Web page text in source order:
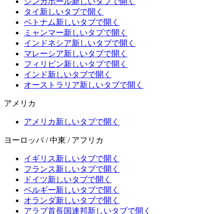
タイ 新しいタブで開く
ベトナム新しいタブで開く
ミャンマー新しいタブで開く
インドネシア新しいタブで開く
マレーシア新しいタブで開く
フィリピン新しいタブで開く
インド新しいタブで開く
オーストラリア新しいタブで開く
アメリカ
アメリカ新しいタブで開く
ヨーロッパ / 中東 / アフリカ
イギリス新しいタブで開く
フランス新しいタブで開く
ドイツ新しいタブで開く
ベルギー新しいタブで開く
オランダ新しいタブで開く
アラブ首長国連邦新しいタブで開く